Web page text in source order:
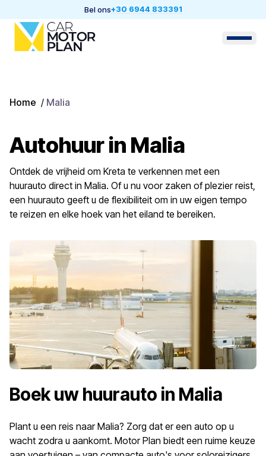
Bel ons+30 6944 833391
Home / Malia
Autohuur in Malia
Ontdek de vrijheid om Kreta te verkennen met een
huurauto direct in Malia. Of u nu voor zaken of plezier reist,
een huurauto geeft u de flexibiliteit om in uw eigen tempo
te reizen en elke hoek van het eiland te bereiken.
Boek uw huurauto in Malia
Plant u een reis naar Malia? Zorg dat er een auto op u
wacht zodra u aankomt. Motor Plan biedt een ruime keuze